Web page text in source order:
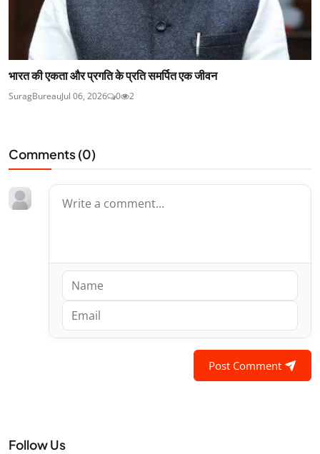
भारत की एकता और प्रगति के प्रति समर्पित एक जीवन
SuragBureauJul 06, 2026 0 2
Comments (0)
Post Comment
Follow Us